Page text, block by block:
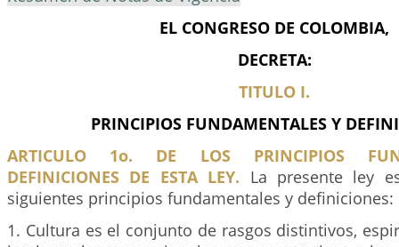
EL CONGRESO DE COLOMBIA,
DECRETA:
TITULO I.
PRINCIPIOS FUNDAMENTALES Y
ARTICULO 1o. DE LOS PRINCIPIOS
DEFINICIONES DE ESTA LEY. La presente ley
siguientes principios fundamentales y definiciones:
1. Cultura es el conjunto de rasgos distintivos,